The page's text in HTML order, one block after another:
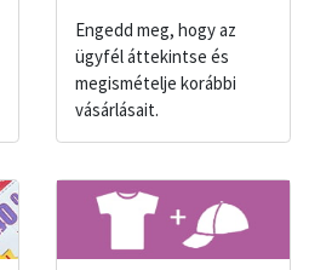
Engedd meg, hogy az
ügyfél áttekintse és
megismételje korábbi
vásárlásait.